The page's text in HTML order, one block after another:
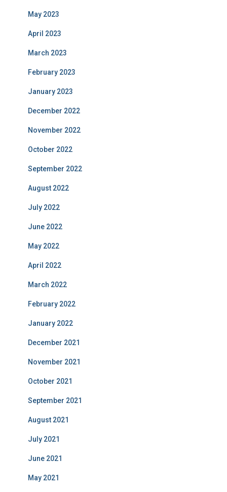
May 2023
April 2023
March 2023
February 2023
January 2023
December 2022
November 2022
October 2022
September 2022
August 2022
July 2022
June 2022
May 2022
April 2022
March 2022
February 2022
January 2022
December 2021
November 2021
October 2021
September 2021
August 2021
July 2021
June 2021
May 2021